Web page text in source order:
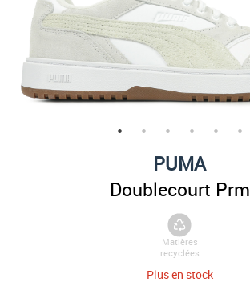
PUMA
Doublecourt Prm
Matières
recyclées
Plus en stock